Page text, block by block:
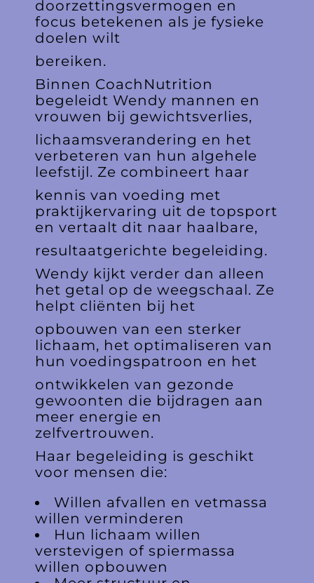
doorzettingsvermogen en
focus betekenen als je fysieke
doelen wilt
bereiken.
Binnen CoachNutrition
begeleidt Wendy mannen en
vrouwen bij gewichtsverlies,
lichaamsverandering en het
verbeteren van hun algehele
leefstijl. Ze combineert haar
kennis van voeding met
praktijkervaring uit de topsport
en vertaalt dit naar haalbare,
resultaatgerichte begeleiding.
Wendy kijkt verder dan alleen
het getal op de weegschaal. Ze
helpt cliënten bij het
opbouwen van een sterker
lichaam, het optimaliseren van
hun voedingspatroon en het
ontwikkelen van gezonde
gewoonten die bijdragen aan
meer energie en
zelfvertrouwen.
Haar begeleiding is geschikt
voor mensen die:
Willen afvallen en vetmassa
willen verminderen
Hun lichaam willen
verstevigen of spiermassa
willen opbouwen